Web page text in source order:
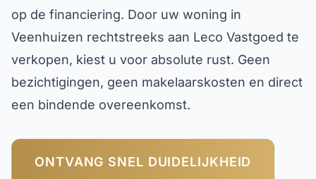
op de financiering. Door uw woning in
Veenhuizen rechtstreeks aan Leco Vastgoed te
verkopen, kiest u voor absolute rust. Geen
bezichtigingen, geen makelaarskosten en direct
een bindende overeenkomst.
ONTVANG SNEL DUIDELIJKHEID